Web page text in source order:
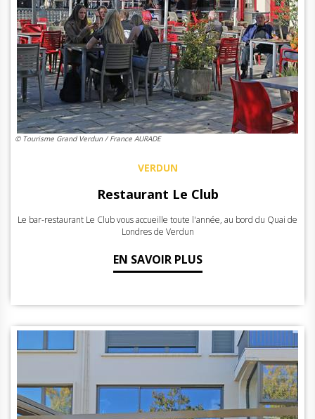
© Tourisme Grand Verdun / France AURADE
VERDUN
Restaurant Le Club
Le bar-restaurant Le Club vous accueille toute l'année, au bord du Quai de
Londres de Verdun
EN SAVOIR PLUS